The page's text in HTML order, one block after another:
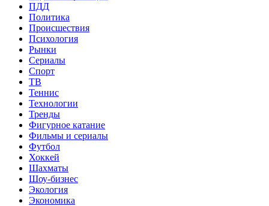
ПДД
Политика
Происшествия
Психология
Рынки
Сериалы
Спорт
ТВ
Теннис
Технологии
Тренды
Фигурное катание
Фильмы и сериалы
Футбол
Хоккей
Шахматы
Шоу-бизнес
Экология
Экономика